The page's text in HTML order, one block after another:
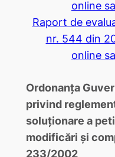
online
Raport de
nr. 544 din
online
Ordonanţa
privind
soluţionare a
modificări şi
233/2002